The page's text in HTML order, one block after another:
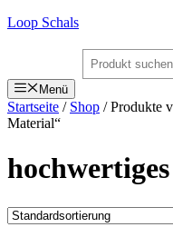
Zum
Loop Schals
Suchen
Menü
Startseite / Shop / Produkte
Material“